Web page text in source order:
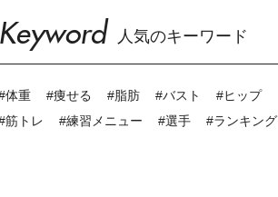
Keyword 人気のキーワード
体重 #痩せる #脂肪 #バスト
#ヒップ
筋トレ
#練習メニュー #選手 #ランキング